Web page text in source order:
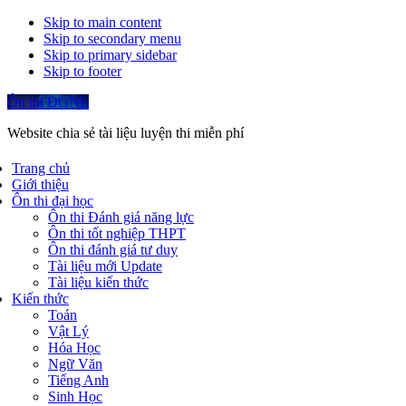
Skip to main content
Skip to secondary menu
Skip to primary sidebar
Skip to footer
Ôn thi ĐGNL
Website chia sẻ tài liệu luyện thi miễn phí
Trang chủ
Giới thiệu
Ôn thi đại học
Ôn thi Đánh giá năng lực
Ôn thi tốt nghiệp THPT
Ôn thi đánh giá tư duy
Tài liệu mới Update
Tài liệu kiến thức
Kiến thức
Toán
Vật Lý
Hóa Học
Ngữ Văn
Tiếng Anh
Sinh Học